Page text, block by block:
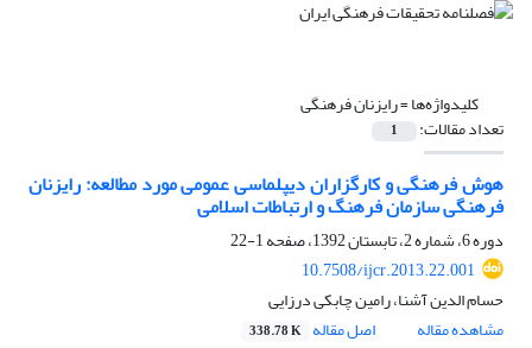
کلیدواژه‌ها =رایزنان فرهنگی
تعداد مقالات: 1
هوش فرهنگی و کارگزاران دیپلماسی عمومی مورد مطالعه: رایزنان
فرهنگی سازمان فرهنگ و ارتباطات اسلامی
دوره 6، شماره 2، تابستان 1392، صفحه
1-22
10.7508/ijcr.2013.22.001
حسام الدین آشنا، رامین چابکی درزایی
مشاهده مقاله
اصل مقاله 338.78 K